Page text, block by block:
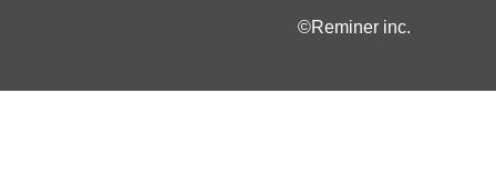
©Reminer inc.